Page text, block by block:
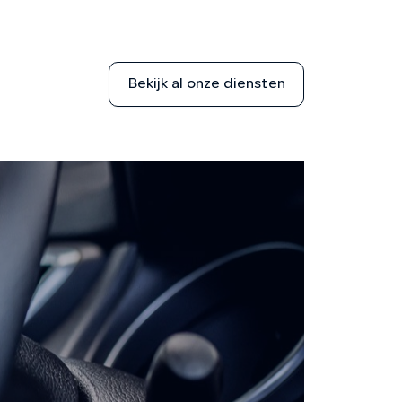
Bekijk al onze diensten